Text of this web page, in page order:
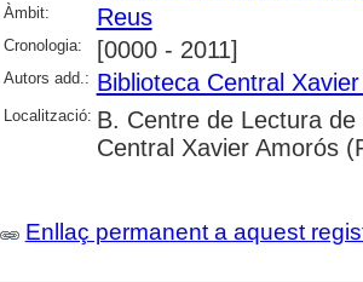
Àmbit: Reus
Cronologia: [0000 - 2011]
Autors add.: Biblioteca Central
Localització: B. Centre de Lectura
Central Xavier Amorós
Enllaç permanent a aquest